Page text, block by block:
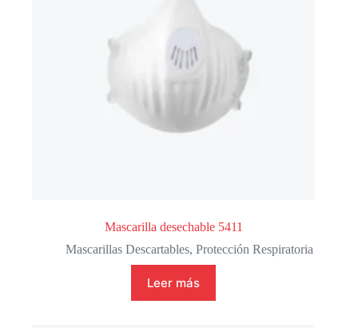
Mascarilla desechable 5411
Mascarillas Descartables,Protección Respiratoria
Leer más